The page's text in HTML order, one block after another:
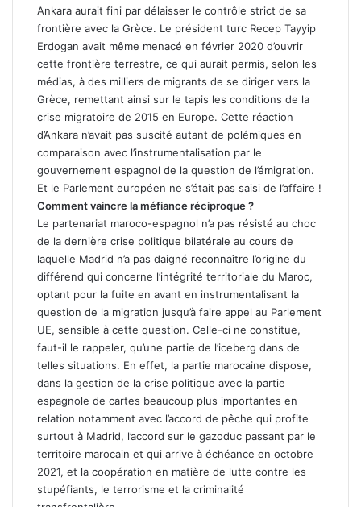
Ankara aurait fini par délaisser le contrôle strict de sa
frontière avec la Grèce. Le président turc Recep Tayyip
Erdogan avait même menacé en février 2020 d’ouvrir
cette frontière terrestre, ce qui aurait permis, selon les
médias, à des milliers de migrants de se diriger vers la
Grèce, remettant ainsi sur le tapis les conditions de la
crise migratoire de 2015 en Europe. Cette réaction
d’Ankara n’avait pas suscité autant de polémiques en
comparaison avec l’instrumentalisation par le
gouvernement espagnol de la question de l’émigration.
Et le Parlement européen ne s’était pas saisi de l’affaire !
Comment vaincre la méfiance réciproque ?
Le partenariat maroco-espagnol n’a pas résisté au choc
de la dernière crise politique bilatérale au cours de
laquelle Madrid n’a pas daigné reconnaître l’origine du
différend qui concerne l’intégrité territoriale du Maroc,
optant pour la fuite en avant en instrumentalisant la
question de la migration jusqu’à faire appel au Parlement
UE, sensible à cette question. Celle-ci ne constitue,
faut-il le rappeler, qu’une partie de l’iceberg dans de
telles situations. En effet, la partie marocaine dispose,
dans la gestion de la crise politique avec la partie
espagnole de cartes beaucoup plus importantes en
relation notamment avec l’accord de pêche qui profite
surtout à Madrid, l’accord sur le gazoduc passant par le
territoire marocain et qui arrive à échéance en octobre
2021, et la coopération en matière de lutte contre les
stupéfiants, le terrorisme et la criminalité